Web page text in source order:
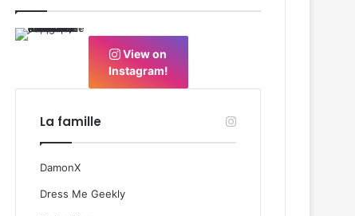
View on
Instagram!
La famille
DamonX
Dress Me Geekly